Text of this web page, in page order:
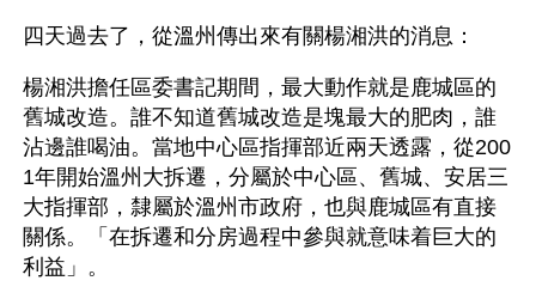
四天過去了，從溫州傳出來有關楊湘洪的消息：
楊湘洪擔任區委書記期間，最大動作就是鹿城區的
舊城改造。誰不知道舊城改造是塊最大的肥肉，誰
沾邊誰喝油。當地中心區指揮部近兩天透露，從200
1年開始溫州大拆遷，分屬於中心區、舊城、安居三
大指揮部，隸屬於溫州市政府，也與鹿城區有直接
關係。「在拆遷和分房過程中參與就意味着巨大的
利益」。